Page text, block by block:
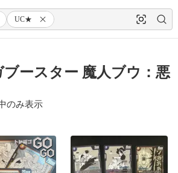
UC★
ブースター 魔人ブウ：
のみ表示